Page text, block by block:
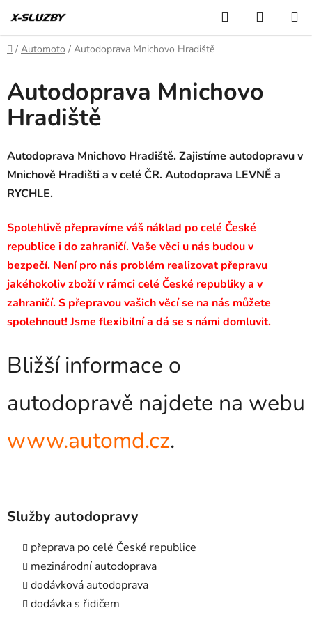
na
obsah
Hledat
KOŠÍK
Domů
/ Automoto / Autodoprava Mnichovo Hradiště
Autodoprava Mnichovo
Hradiště
Autodoprava Mnichovo Hradiště. Zajistíme autodopravu v
Mnichově Hradišti a v celé ČR. Autodoprava LEVNĚ a
RYCHLE.
Spolehlivě přepravíme váš náklad po celé České
republice i do zahraničí. Vaše věci u nás budou v
bezpečí. Není pro nás problém realizovat přepravu
jakéhokoliv zboží v rámci celé České republiky a v
zahraničí. S přepravou vašich věcí se na nás můžete
spolehnout! Jsme flexibilní a dá se s námi domluvit.
Bližší informace o
autodopravě najdete na webu
www.automd.cz.
Služby autodopravy
přeprava po celé České republice
mezinárodní autodoprava
dodávková autodoprava
dodávka s řidičem